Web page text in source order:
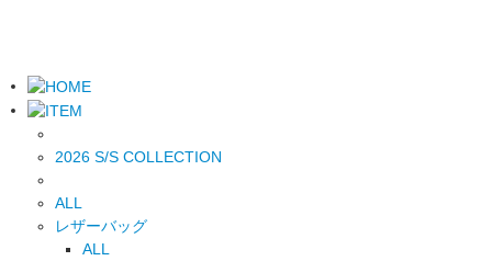
2026 S/S COLLECTION
ALL
レザーバッグ
ALL